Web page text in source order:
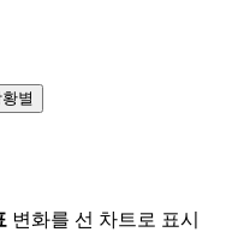
별
변화를 선 차트로 표시